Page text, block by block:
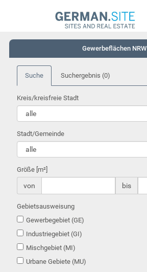
Gewerbeflächen NRW
Suche Suchergebnis (0)
Kreis/kreisfreie Stadt
Stadt/Gemeinde
Größe [m²]
von bis
Gebietsausweisung
Gewerbegebiet (GE)
Industriegebiet (GI)
Mischgebiet (MI)
Urbane Gebiete (MU)